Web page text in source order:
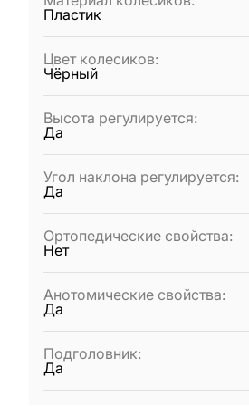
Пластик
Цвет колесиков:
Чёрный
Высота регулируется:
Да
Угол наклона регулируется:
Да
Ортопедические свойства:
Нет
Анотомические свойства:
Да
Подголовник:
Да